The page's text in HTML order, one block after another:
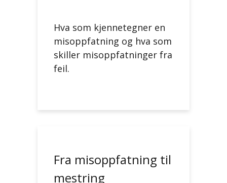
Hva som kjennetegner en
misoppfatning og hva som
skiller misoppfatninger fra
feil.
Fra misoppfatning til
mestring